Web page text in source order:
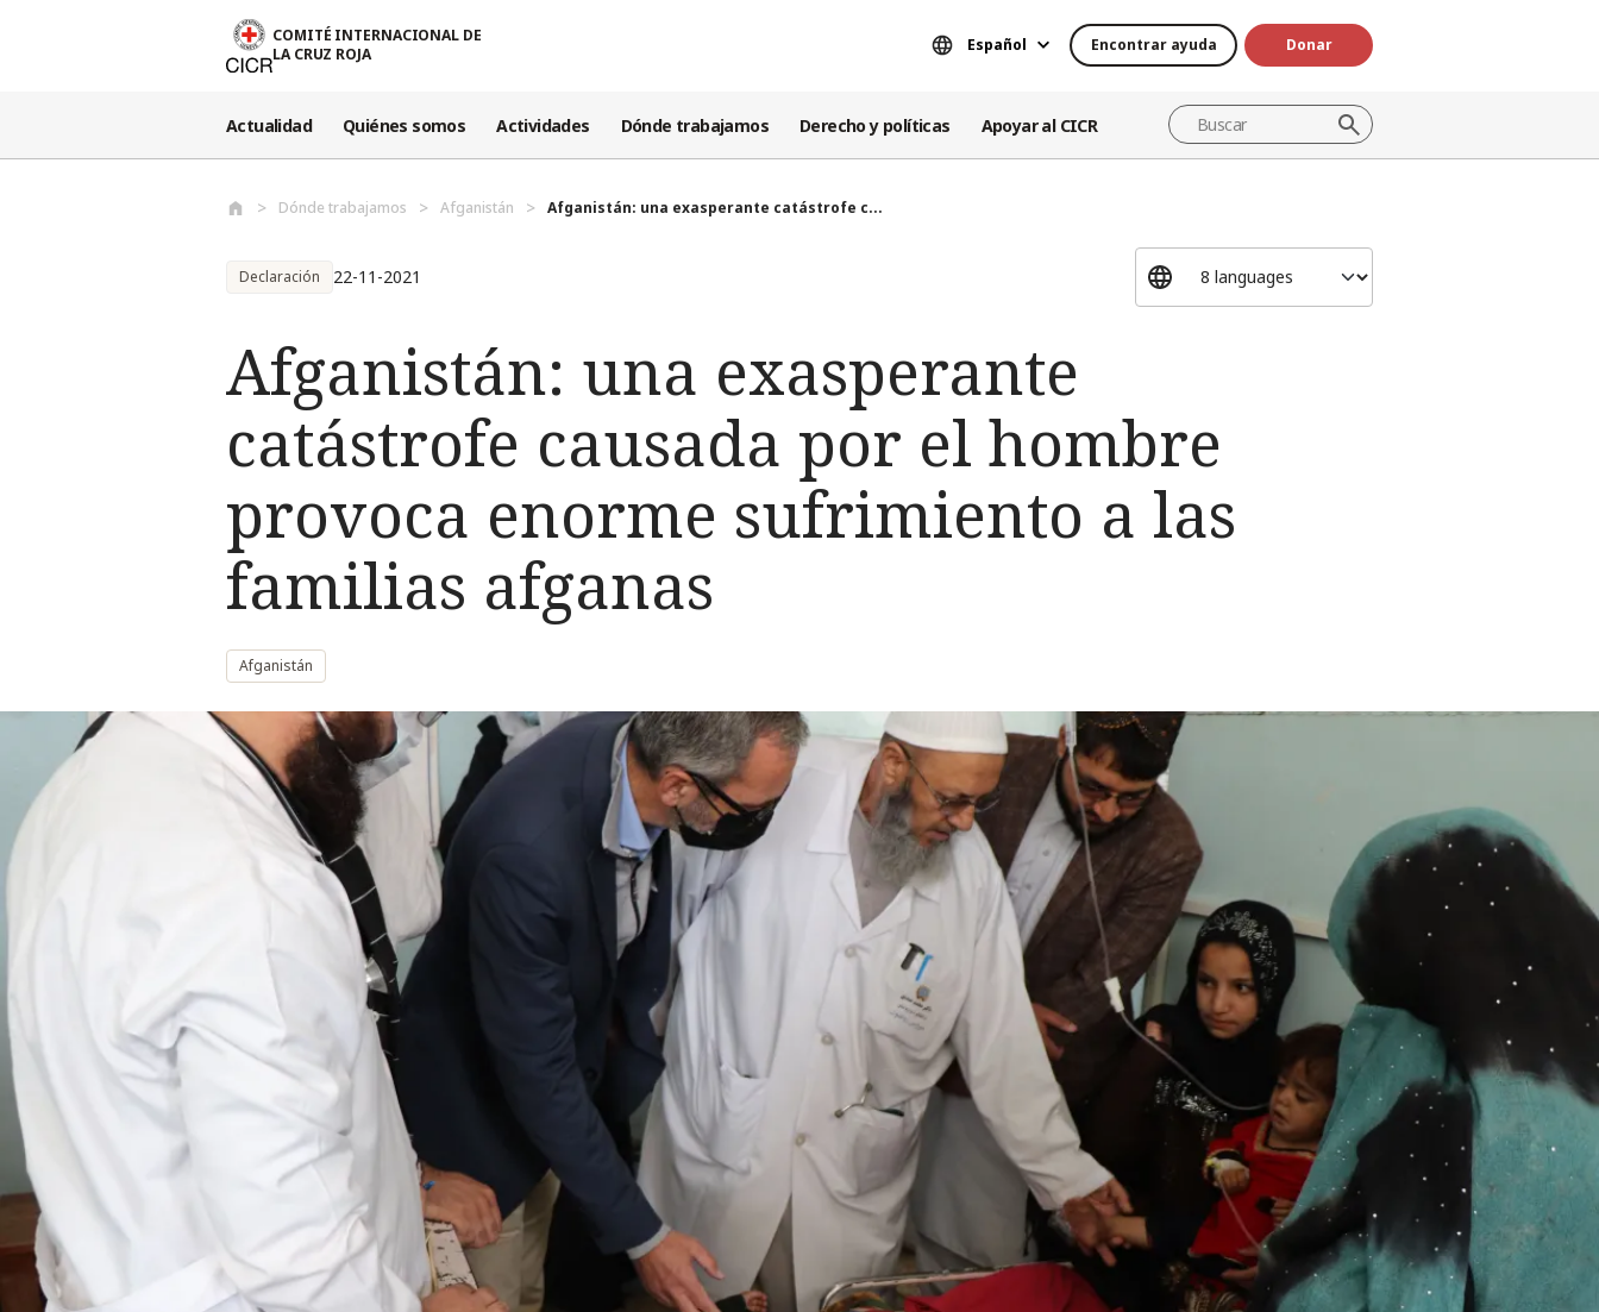
COMITÉ INTERNACIONAL DE
LA CRUZ ROJA
Español Encontrar ayuda Donar
Actualidad Quiénes somos Actividades Dónde trabajamos Derecho y políticas Apoyar al CICR
Dónde trabajamos Afganistán Afganistán: una exasperante catástrofe c...
Declaración 22-11-2021
Afganistán: una exasperante
catástrofe causada por el hombre
provoca enorme sufrimiento a las
familias afganas
Afganistán